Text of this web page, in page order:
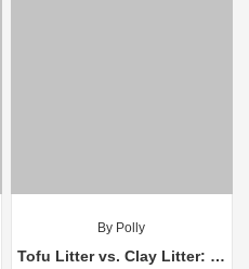
By Polly
Tofu Litter vs. Clay Litter: Which Is Best for Your Cat?